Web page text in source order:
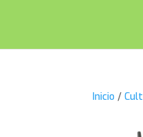
Inicio /